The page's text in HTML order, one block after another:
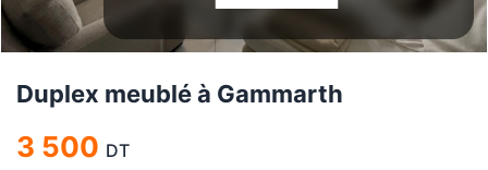
Duplex meublé à Gammarth
3 500 DT